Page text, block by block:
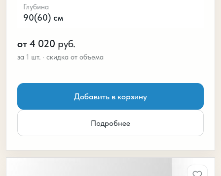
Глубина
90(60) см
от 4 020 руб.
Добавить в корзину
Подробнее